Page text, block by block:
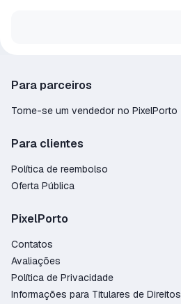
Para parceiros
Torne-se um vendedor no PixelPorto
Para clientes
Política de reembolso
Oferta Pública
PixelPorto
Contatos
Avaliações
Política de Privacidade
Informações para Titulares de Direitos